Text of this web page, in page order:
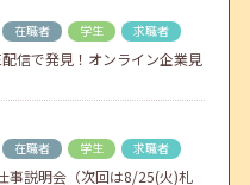
せ
て
在職者 学生 求職者
信で発見！オンライン企業見
在職者 学生 求職者
事説明会（次回は8/25(火)札